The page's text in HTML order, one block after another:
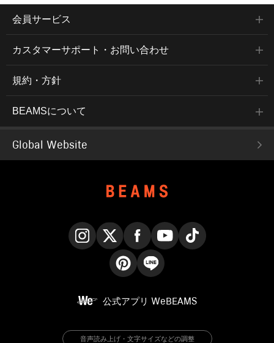
会員サービス
カスタマーサポート・お問い合わせ
規約・方針
BEAMSについて
Global Website
公式アプリ WeBEAMS
音声読み上げ・文字サイズなどの調整